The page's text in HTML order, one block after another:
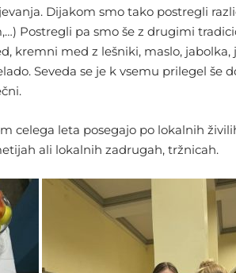
Dijakom smo tako postregli
Postregli pa smo še z drugimi
kremni med z lešniki, maslo, jabolka,
Seveda se je k vsemu prilegel še
celega leta posegajo po lokalnih
ali lokalnih zadrugah, tržnicah.